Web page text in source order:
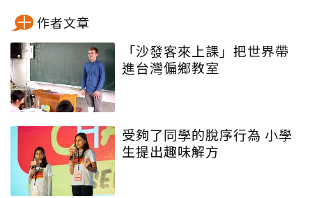
作者文章
「沙發客來上課」把世界帶
進台灣偏鄉教室
受夠了同學的脫序行為 小學
生提出趣味解方